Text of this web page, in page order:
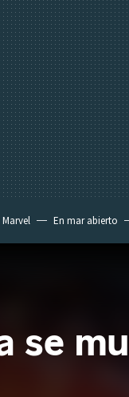
Marvel En mar abierto
se